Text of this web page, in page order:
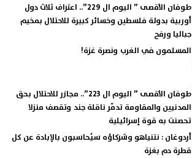
طوفان الأقصى ” اليوم ال 229”.. اعتراف ثلاث دول
أوربية بدولة فلسطين وخسائر كبيرة للاحتلال بمخيم
جباليا ورفح
المسلمون في الغرب ونصرة غزة!
طوفان الأقصى ” اليوم ال 223”.. مجازر للاحتلال بحق
المدنيين والمقاومة تدمّر ناقلة جند وتقصف منزلا
تحصنت به قوة إسرائيلية
أردوغان : نتنياهو وشركاؤه سيُحاسبون بالإبادة عن كل
قطرة دم بغزة